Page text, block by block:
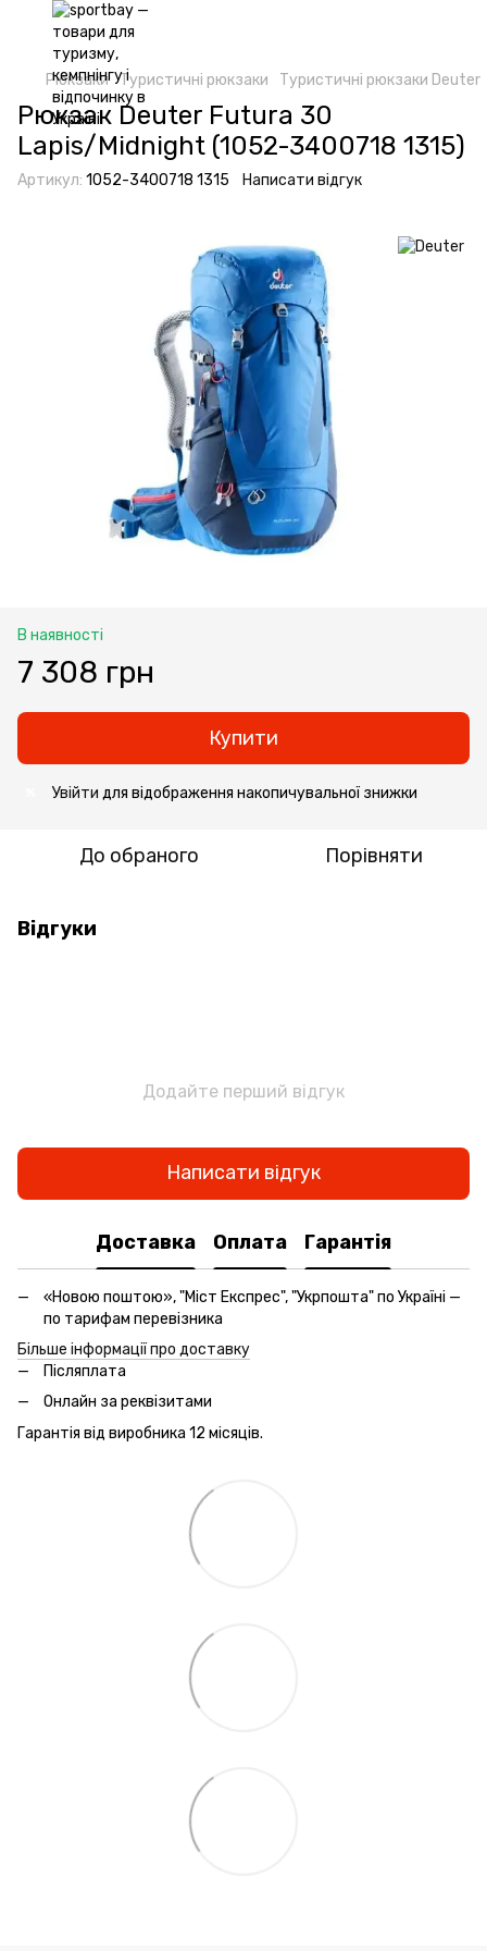
Рюкзаки Туристичні рюкзаки Туристичні рюкзаки Deuter
Рюкзак Deuter Futura 30
Lapis/Midnight (1052-3400718 1315)
Артикул: 1052-3400718 1315 Написати відгук
В наявності
7 308 грн
Купити
Увійти для відображення накопичувальної знижки
До обраного Порівняти
Відгуки
Додайте перший відгук
Написати відгук
Доставка Оплата Гарантія
«Новою поштою», "Міст Експрес", "Укрпошта" по Україні —
по тарифам перевізника
Більше інформації про доставку
Післяплата
Онлайн за реквізитами
Гарантія від виробника 12 місяців.